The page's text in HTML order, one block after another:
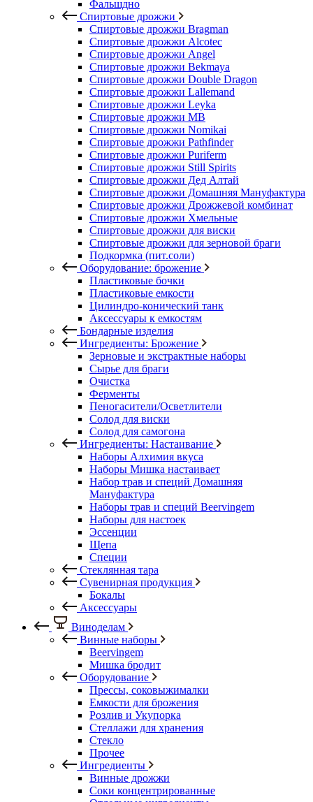
Фальшдно
Спиртовые дрожжи
Спиртовые дрожжи Bragman
Спиртовые дрожжи Alcotec
Спиртовые дрожжи Angel
Спиртовые дрожжи Bekmaya
Спиртовые дрожжи Double Dragon
Спиртовые дрожжи Lallemand
Спиртовые дрожжи Leyka
Спиртовые дрожжи MB
Спиртовые дрожжи Nomikai
Спиртовые дрожжи Pathfinder
Спиртовые дрожжи Puriferm
Спиртовые дрожжи Still Spirits
Спиртовые дрожжи Дед Алтай
Спиртовые дрожжи Домашняя Мануфактура
Спиртовые дрожжи Дрожжевой комбинат
Спиртовые дрожжи Хмельные
Спиртовые дрожжи для виски
Спиртовые дрожжи для зерновой браги
Подкормка (пит.соли)
Оборудование: брожение
Пластиковые бочки
Пластиковые емкости
Цилиндро-конический танк
Аксессуары к емкостям
Бондарные изделия
Ингредиенты: Брожение
Зерновые и экстрактные наборы
Сырье для браги
Очистка
Ферменты
Пеногасители/Осветлители
Солод для виски
Солод для самогона
Ингредиенты: Настаивание
Наборы Алхимия вкуса
Наборы Мишка настаивает
Набор трав и специй Домашняя
Мануфактура
Наборы трав и специй Beervingem
Наборы для настоек
Эссенции
Щепа
Специи
Стеклянная тара
Сувенирная продукция
Бокалы
Аксессуары
Виноделам
Винные наборы
Beervingem
Мишка бродит
Оборудование
Прессы, соковыжималки
Емкости для брожения
Розлив и Укупорка
Стеллажи для хранения
Стекло
Прочее
Ингредиенты
Винные дрожжи
Соки концентрированные